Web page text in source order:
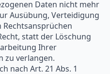
Daten nicht mehr
Ausübung, Verteidigung
statt der Löschung
Ihrer
zu verlangen.
nach Art. 21 Abs. 1